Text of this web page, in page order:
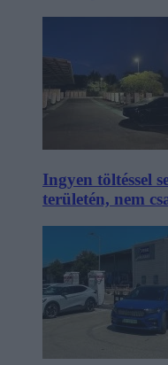
Ingyen töltéssel
területén, nem